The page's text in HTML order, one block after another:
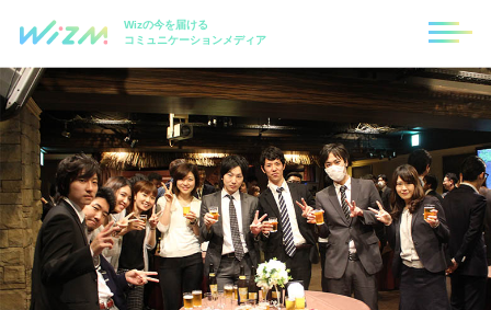
Wizの今を届ける
コミュニケーションメディア